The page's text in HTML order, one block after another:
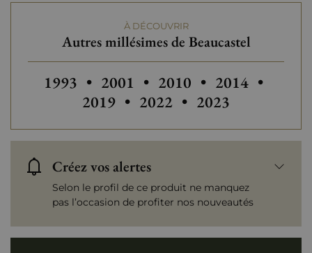
À DÉCOUVRIR
Autres millésimes de Beaucastel
Autres millésimes de Beaucastel
1993 • Autres millésimes de Beaucastel
2001 • 2010 • Autres
2014 •
2019 • Autres millésimes de
2022 • Autres millésimes
2023
Créez vos alertes
Selon le profil de ce produit ne manquez
pas l’occasion de profiter nos nouveautés